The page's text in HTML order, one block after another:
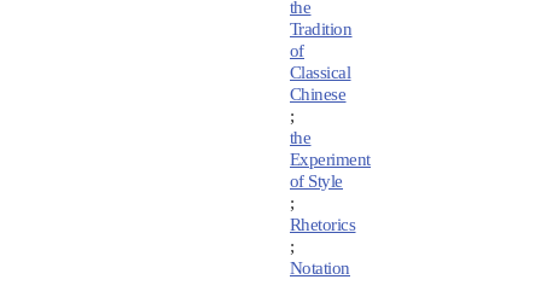
the
Tradition
of
Classical
Chinese
;
the
Experiment
of Style
;
Rhetorics
;
Notation